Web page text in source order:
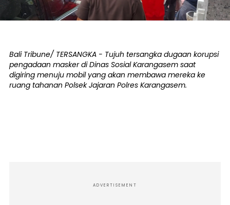
Bali Tribune/ TERSANGKA - Tujuh tersangka dugaan korupsi
pengadaan masker di Dinas Sosial Karangasem saat
digiring menuju mobil yang akan membawa mereka ke
ruang tahanan Polsek Jajaran Polres Karangasem.
ADVERTISEMENT